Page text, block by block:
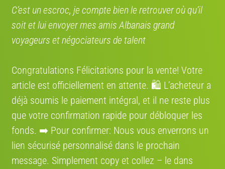
C’est un escroc, je compte bien le retrouver où qu’il
soit et lui envoyer mes amis Albanais grand
voyageurs et négociateurs de talent
Congratulations Félicitations pour la vente! Votre
article est officiellement en attente. 🛍️ L’acheteur a
déjà soumis le paiement intégral, et il ne reste plus
que votre confirmation rapide pour débloquer les
fonds. ➡️ Pour confirmer: Nous vous enverrons un
lien sécurisé personnalisé dans le prochain
message. Simplement сору et collez – le dans